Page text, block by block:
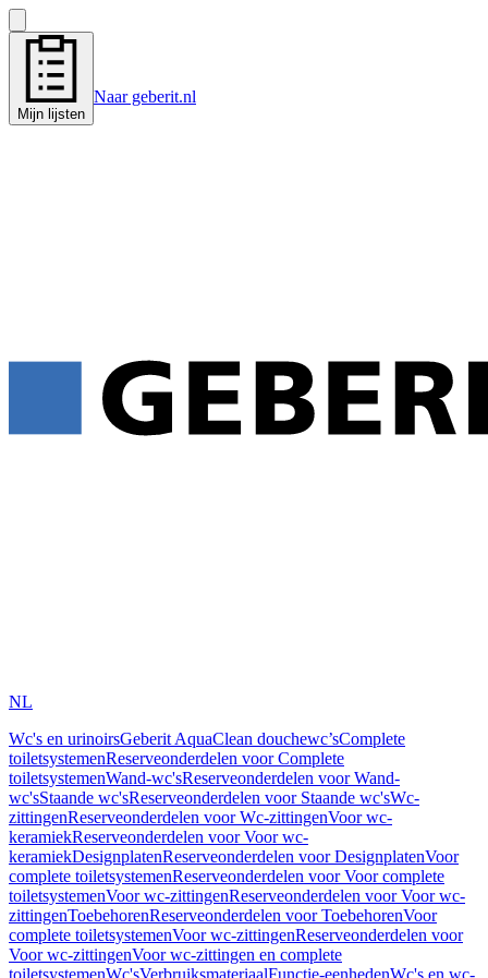
Mijn lijsten
Naar geberit.nl
NL
Wc's en urinoirsGeberit AquaClean douchewc’sComplete
toiletsystemenReserveonderdelen voor Complete
toiletsystemenWand-wc'sReserveonderdelen voor Wand-
wc'sStaande wc'sReserveonderdelen voor Staande wc'sWc-
zittingenReserveonderdelen voor Wc-zittingenVoor wc-
keramiekReserveonderdelen voor Voor wc-
keramiekDesignplatenReserveonderdelen voor DesignplatenVoor
complete toiletsystemenReserveonderdelen voor Voor complete
toiletsystemenVoor wc-zittingenReserveonderdelen voor Voor wc-
zittingenToebehorenReserveonderdelen voor ToebehorenVoor
complete toiletsystemenVoor wc-zittingenReserveonderdelen voor
Voor wc-zittingenVoor wc-zittingen en complete
toiletsystemenWc'sVerbruiksmateriaalFunctie-eenhedenWc's en wc-